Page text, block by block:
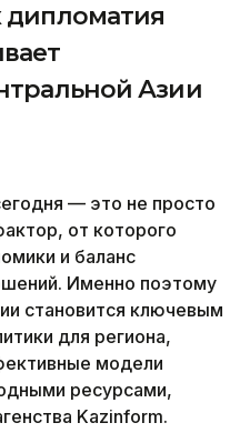
Азии
— это не просто
от которого
и баланс
Именно поэтому
становится ключевым
для региона,
модели
ресурсами,
Kazinform.